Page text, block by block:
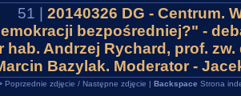
51 | 20140326 DG - Centrum.
bezpośredniej?" -
hab. Andrzej Rychard, prof.
Bazylak. Moderator -
Poprzednie zdjęcie / Następne zdjęcie | Backspace Strona